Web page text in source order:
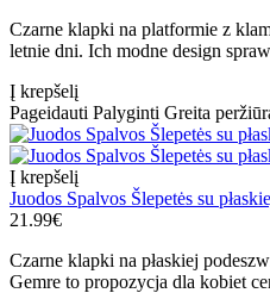
Czarne klapki na platformie z
letnie dni. Ich modne design
Į krepšelį
Pageidauti Palyginti Greita
Į krepšelį
Juodos Spalvos Šlepetės su
21.99€
Czarne klapki na płaskiej
Gemre to propozycja dla kobiet